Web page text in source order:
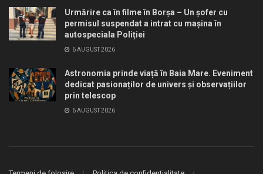
Urmărire ca în filme în Borșa – Un șofer cu
permisul suspendat a intrat cu mașina în
autospeciala Poliției
6 AUGUST 2026
Astronomia prinde viață în Baia Mare. Eveniment
dedicat pasionaților de univers și observațiilor
prin telescop
6 AUGUST 2026